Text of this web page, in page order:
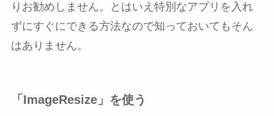
りお勧めしません。とはいえ特別なアプリを入れ
ずにすぐにできる方法なので知っておいてもそん
はありません。
「ImageResize」を使う